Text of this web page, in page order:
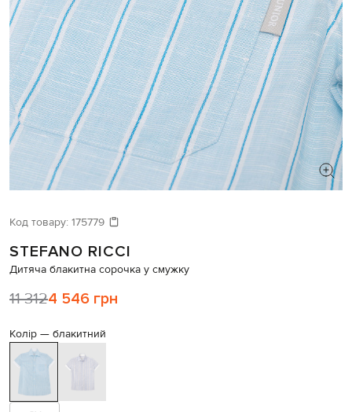
Код товару: 175779
STEFANO RICCI
Дитяча блакитна сорочка у смужку
11 3124 546 грн
Колір — блакитний